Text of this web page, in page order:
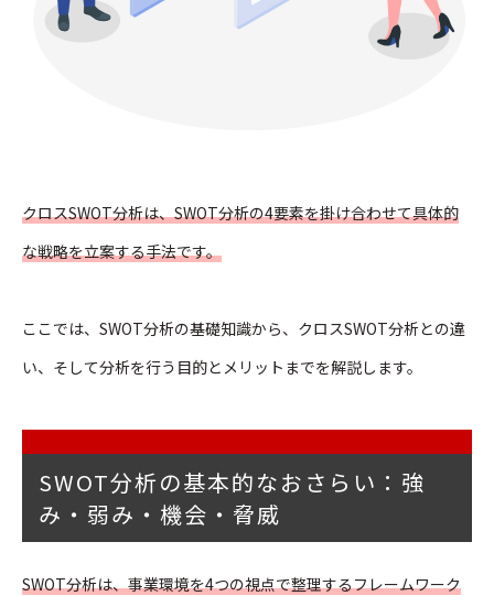
クロスSWOT分析は、SWOT分析の4要素を掛け合わせて具体的
な戦略を立案する手法です。
ここでは、SWOT分析の基礎知識から、クロスSWOT分析との違
い、そして分析を行う目的とメリットまでを解説します。
SWOT分析の基本的なおさらい：強
み・弱み・機会・脅威
SWOT分析は、事業環境を4つの視点で整理するフレームワーク